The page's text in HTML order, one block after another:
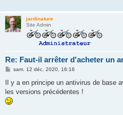
jardinature
Site Admin
Re: Faut-il arrêter d'acheter un
M
s
s
a
g
e
sam. 12 déc. 2020, 16:16
Il y a en principe un antivirus de base
les versions précédentes !